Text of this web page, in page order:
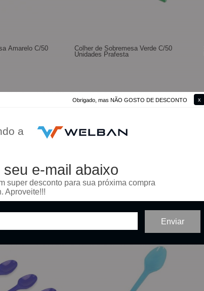
Obrigado, mas NÃO GOSTO DE DESCONTO
a
seu e-mail abaixo
super desconto para sua próxima compra
Aproveite!!!
Amarelo C/50
Colher de Sobremesa Verde C/50
Unidades Prafesta
R$ 6,20